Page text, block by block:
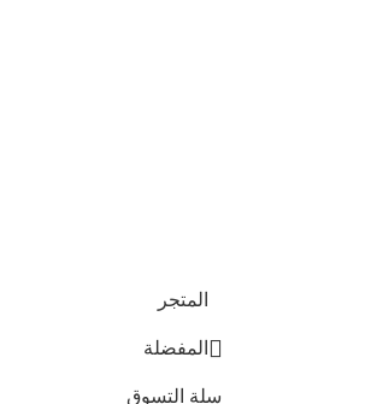
المتجر
المفضلة
سلة التسوق